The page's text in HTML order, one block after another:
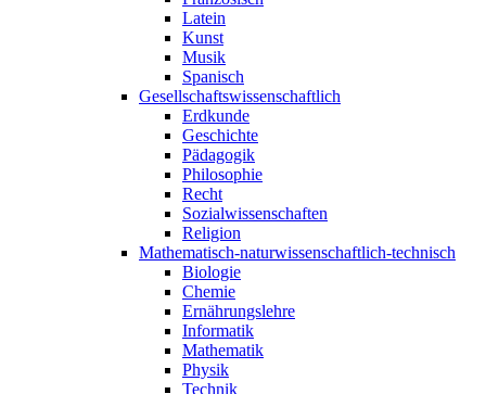
Latein
Kunst
Musik
Spanisch
Gesellschaftswissenschaftlich
Erdkunde
Geschichte
Pädagogik
Philosophie
Recht
Sozialwissenschaften
Religion
Mathematisch-naturwissenschaftlich-technisch
Biologie
Chemie
Ernährungslehre
Informatik
Mathematik
Physik
Technik